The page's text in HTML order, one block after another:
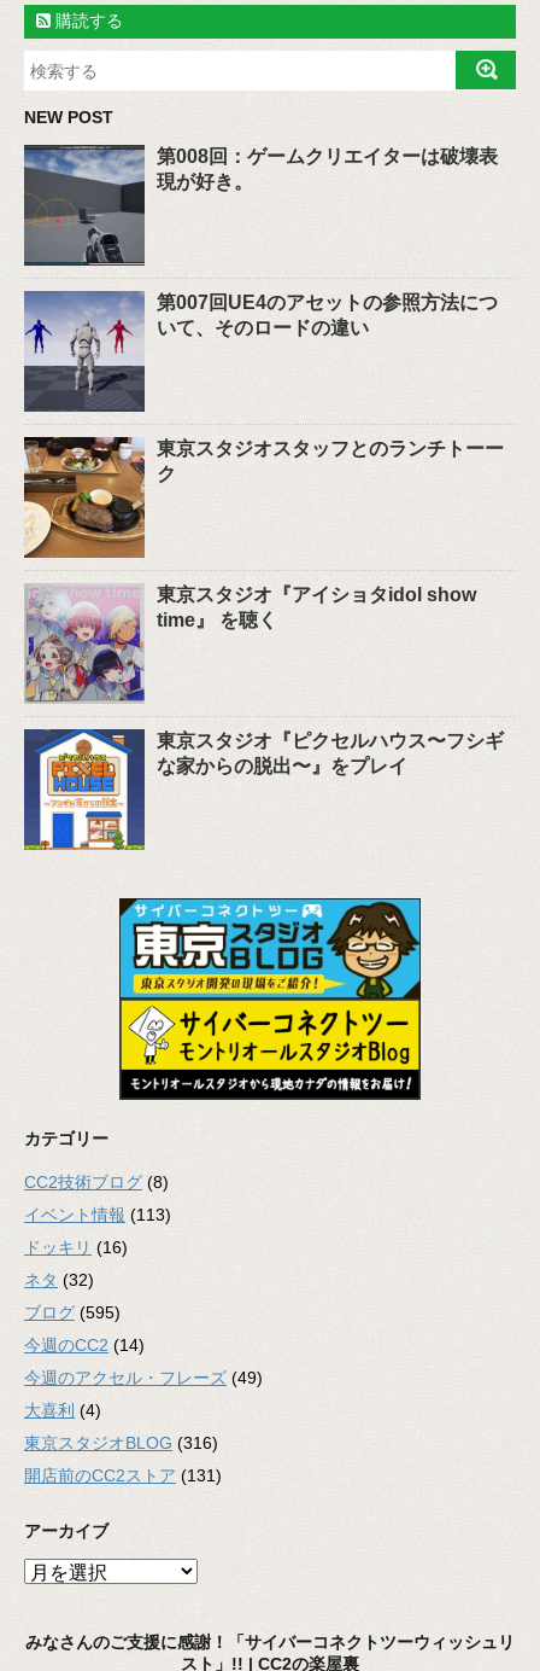
購読する
NEW POST
第008回：ゲームクリエイターは破壊表
現が好き。
第007回UE4のアセットの参照方法につ
いて、そのロードの違い
東京スタジオスタッフとのランチトーー
ク
東京スタジオ『アイショタidol show
time』 を聴く
東京スタジオ『ピクセルハウス〜フシギ
な家からの脱出〜』をプレイ
カテゴリー
CC2技術ブログ (8)
イベント情報 (113)
ドッキリ (16)
ネタ (32)
ブログ (595)
今週のCC2 (14)
今週のアクセル・フレーズ (49)
大喜利 (4)
東京スタジオBLOG (316)
開店前のCC2ストア (131)
アーカイブ
ア
イ
みなさんのご支援に感謝！「サイバーコネクトツーウィッシュリ
スト」!! | CC2の楽屋裏